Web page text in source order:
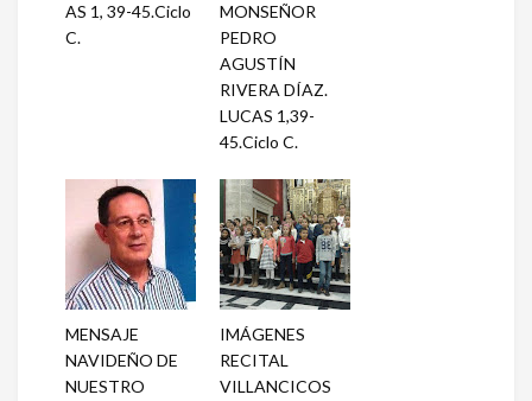
AS 1, 39-45.Ciclo
C.
MONSEÑOR
PEDRO
AGUSTÍN
RIVERA DÍAZ.
LUCAS 1,39-
45.Ciclo C.
MENSAJE
NAVIDEÑO DE
NUESTRO
IMÁGENES
RECITAL
VILLANCICOS